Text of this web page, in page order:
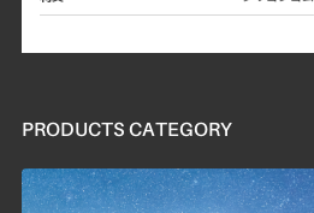
PRODUCTS CATEGORY